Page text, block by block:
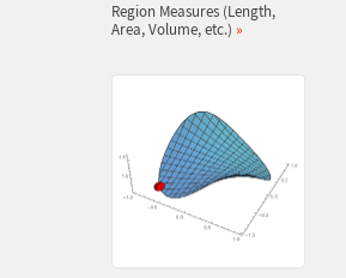
Region Measures (Length,
Area, Volume, etc.) »